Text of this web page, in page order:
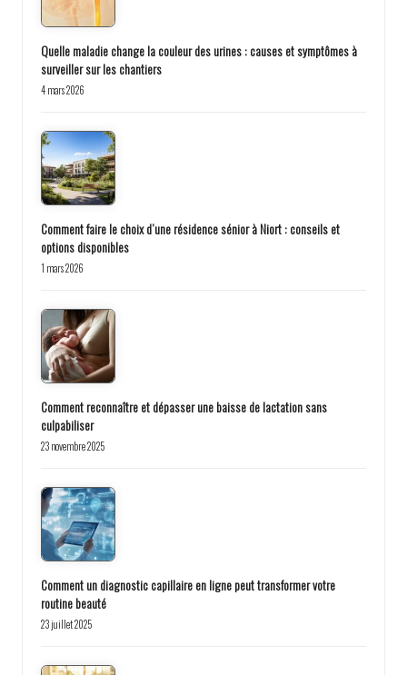
Quelle maladie change la couleur des urines : causes et symptômes à
surveiller sur les chantiers
4 mars 2026
Comment faire le choix d’une résidence sénior à Niort : conseils et
options disponibles
1 mars 2026
Comment reconnaître et dépasser une baisse de lactation sans
culpabiliser
23 novembre 2025
Comment un diagnostic capillaire en ligne peut transformer votre
routine beauté
23 juillet 2025